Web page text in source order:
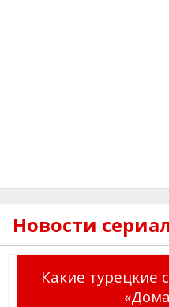
Новости
Какие турецкие